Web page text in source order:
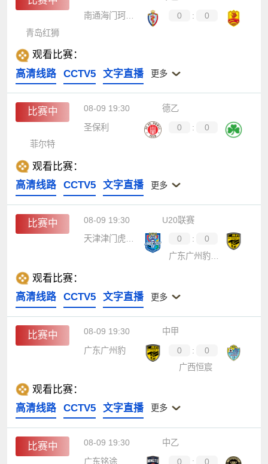
0 :
0
青岛红狮
观看比赛：
高清线路
CCTV5 文字直播 更多
比赛中 08-09 19:30
德乙
圣保利
0 :
0
菲尔特
观看比赛：
高清线路
CCTV5 文字直播 更多
比赛中 08-09 19:30
U20联赛
天津津门虎U20
0 :
0
广东广州豹U20
观看比赛：
高清线路
CCTV5 文字直播 更多
比赛中 08-09 19:30
中甲
广东广州豹
0 :
0
广西恒宸
观看比赛：
高清线路
CCTV5 文字直播 更多
比赛中 08-09 19:30
中乙
广东铭途
0 : 0